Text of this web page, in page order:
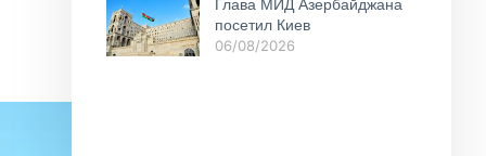
Глава МИД Азербайджана
посетил Киев
06/08/2026